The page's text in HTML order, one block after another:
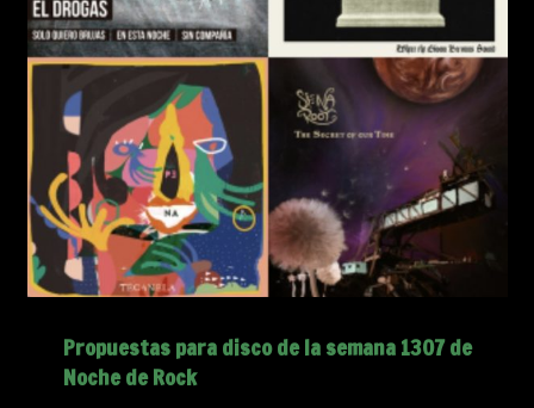
Propuestas para disco de la semana 1307 de
Noche de Rock